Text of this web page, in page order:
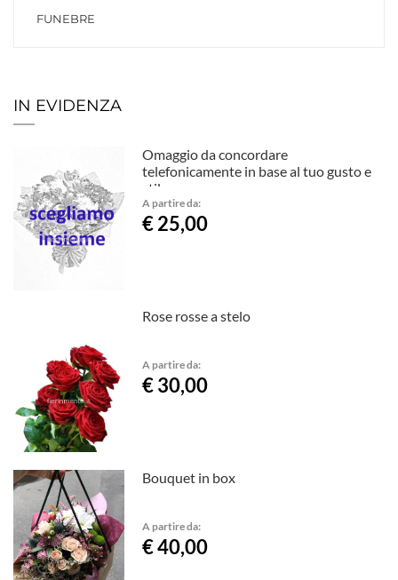
FUNEBRE
IN EVIDENZA
Omaggio da concordare
telefonicamente in base al tuo gusto e
stile.
A partire da:
€ 25,00
Rose rosse a stelo
A partire da:
€ 30,00
Bouquet in box
A partire da:
€ 40,00